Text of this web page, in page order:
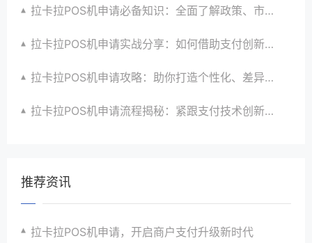
拉卡拉POS机申请必备知识：全面了解政策、市场、技术与创新趋势
拉卡拉POS机申请实战分享：如何借助支付创新技术提升商户运营效益与效率
拉卡拉POS机申请攻略：助你打造个性化、差异化支付体验以提升竞争力
拉卡拉POS机申请流程揭秘：紧跟支付技术创新步伐，抢占市场先机
推荐资讯
拉卡拉POS机申请，开启商户支付升级新时代